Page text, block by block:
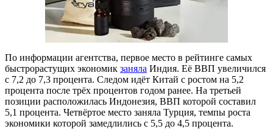
По информации агентства, первое место в рейтинге самых
быстрорастущих экономик заняла Индия. Её ВВП увеличился
с 7,2 до 7,3 процента. Следом идёт Китай с ростом на 5,2
процента после трёх процентов годом ранее. На третьей
позиции расположилась Индонезия, ВВП которой составил
5,1 процента. Четвёртое место заняла Турция, темпы роста
экономики которой замедлились с 5,5 до 4,5 процента.